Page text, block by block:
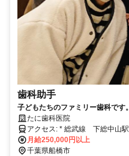
歯科助手
子どもたちのファミリー歯科です。
たに歯科医院
アクセス: * 総武線 下総中山駅から徒歩3分 * 京成線 中山駅から徒
歩5分
月給250,000円以上
千葉県船橋市